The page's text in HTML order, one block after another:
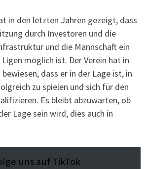
in den letzten Jahren gezeigt, dass
durch Investoren und die
und die Mannschaft ein
möglich ist. Der Verein hat in
dass er in der Lage ist, in
zu spielen und sich für den
Es bleibt abzuwarten, ob
Lage sein wird, dies auch in
uns auf TikTok